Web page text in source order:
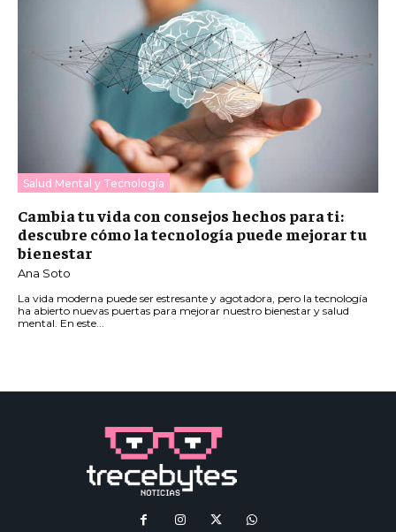
Salud Mental y Tecnología
Cambia tu vida con consejos hechos para ti:
descubre cómo la tecnología puede mejorar tu
bienestar
Ana Soto
La vida moderna puede ser estresante y agotadora, pero la tecnología
ha abierto nuevas puertas para mejorar nuestro bienestar y salud
mental. En este...